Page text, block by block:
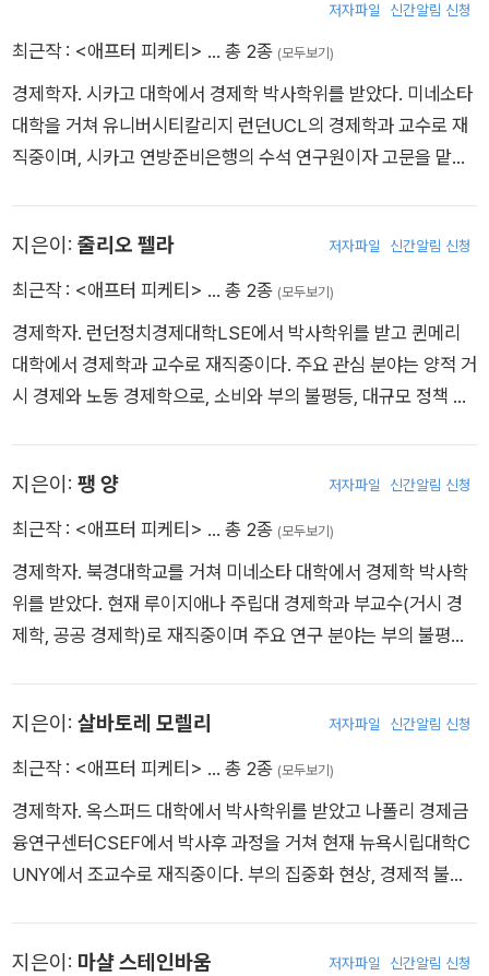
저자파일 신간알림 신청
최근작 : <애프터 피케티> … 총 2종 (모두보기)
경제학자. 시카고 대학에서 경제학 박사학위를 받았다. 미네소타
대학을 거쳐 유니버시티칼리지 런던UCL의 경제학과 교수로 재
직중이며, 시카고 연방준비은행의 수석 연구원이자 고문을 맡고
지은이: 줄리오 펠라 저자파일 신간알림 신청
최근작 : <애프터 피케티> … 총 2종 (모두보기)
경제학자. 런던정치경제대학LSE에서 박사학위를 받고 퀸메리
대학에서 경제학과 교수로 재직중이다. 주요 관심 분야는 양적 거
시 경제와 노동 경제학으로, 소비와 부의 불평등, 대규모 정책 개
미국과 유럽의 유명 경제 리뷰지에 소개되었다.
지은이: 팽 양 저자파일 신간알림 신청
최근작 : <애프터 피케티> … 총 2종 (모두보기)
경제학자. 북경대학교를 거쳐 미네소타 대학에서 경제학 박사학
위를 받았다. 현재 루이지애나 주립대 경제학과 부교수(거시 경
제학, 공공 경제학)로 재직중이며 주요 연구 분야는 부의 불평등,
지은이: 살바토레 모렐리 저자파일 신간알림 신청
최근작 : <애프터 피케티> … 총 2종 (모두보기)
경제학자. 옥스퍼드 대학에서 박사학위를 받았고 나폴리 경제금
융연구센터CSEF에서 박사후 과정을 거쳐 현재 뉴욕시립대학C
UNY에서 조교수로 재직중이다. 부의 집중화 현상, 경제적 불평
지은이: 마샬 스테인바움 저자파일 신간알림 신청